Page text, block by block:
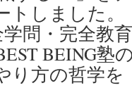
しました。
問・完全教
BEING塾
り方の哲学を